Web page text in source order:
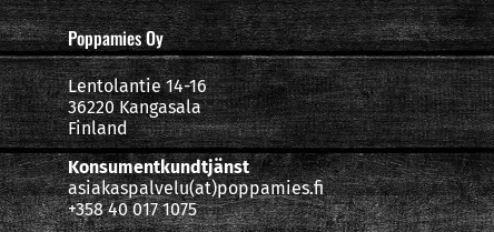
Poppamies Oy
Lentolantie 14-16
36220 Kangasala
Finland
Konsumentkundtjänst
asiakaspalvelu(at)poppamies.fi
+358 40 017 1075